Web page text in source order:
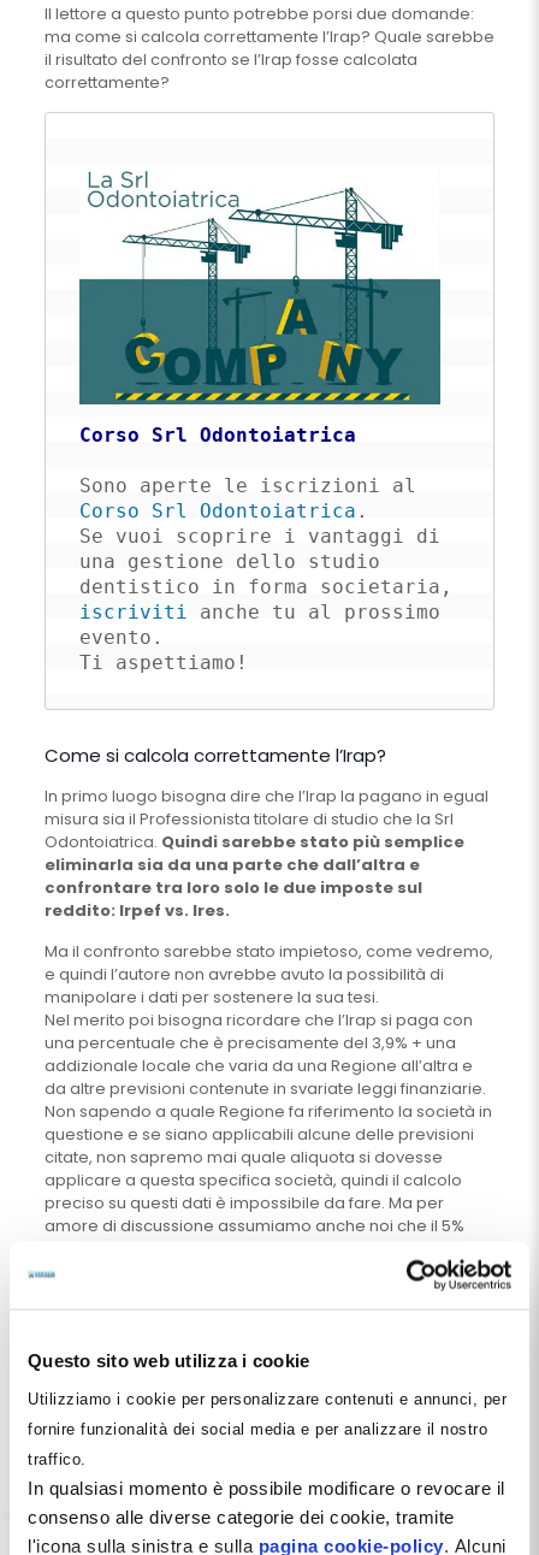
Questo sito web utilizza i cookie
Utilizziamo i cookie per personalizzare contenuti e annunci, per
fornire funzionalità dei social media e per analizzare il nostro
traffico.
In qualsiasi momento è possibile modificare o revocare il
consenso alle diverse categorie dei cookie, tramite
l'icona sulla sinistra e sulla pagina cookie-policy. Alcuni
Il lettore a questo punto potrebbe porsi due domande:
ma come si calcola correttamente l’Irap? Quale sarebbe
il risultato del confronto se l’Irap fosse calcolata
correttamente?
Corso Srl Odontoiatrica
Corso Srl Odontoiatrica .
Se vuoi scoprire i vantaggi di
una gestione dello studio
iscriviti anche tu al prossimo
evento.
Ti aspettiamo!
Come si calcola correttamente l’Irap?
In primo luogo bisogna dire che l’Irap la pagano in egual
misura sia il Professionista titolare di studio che la Srl
Odontoiatrica. Quindi sarebbe stato più semplice
eliminarla sia da una parte che dall’altra e
confrontare tra loro solo le due imposte sul
reddito: Irpef vs. Ires.
Ma il confronto sarebbe stato impietoso, come vedremo,
e quindi l’autore non avrebbe avuto la possibilità di
manipolare i dati per sostenere la sua tesi.
Nel merito poi bisogna ricordare che l’Irap si paga con
una percentuale che è precisamente del 3,9% + una
addizionale locale che varia da una Regione all’altra e
da altre previsioni contenute in svariate leggi finanziarie.
Non sapendo a quale Regione fa riferimento la società in
questione e se siano applicabili alcune delle previsioni
citate, non sapremo mai quale aliquota si dovesse
applicare a questa specifica società, quindi il calcolo
preciso su questi dati è impossibile da fare. Ma per
amore di discussione assumiamo anche noi che il 5%
adottiamo.
non sul Valore della Produzione. Semplificando al
dire che l’Irap di un Dentista dovrebbe essere calcolata
su un valore che è inferiore ai Ricavi annuali della prima
riga, ma molto superiore all’Utile.
Se un commercialista ignora questo fatto è molto
probabile che calcoli l’Irap dei propri clienti su una base
imponibile molto più bassa con risultati in termini di